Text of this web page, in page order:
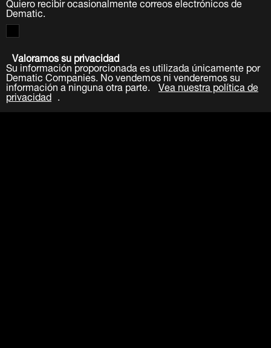
Dematic.
Valoramos su privacidad
Su información proporcionada es utilizada únicamente por
Dematic Companies. No vendemos ni venderemos su
información a ninguna otra parte. Vea nuestra política de
privacidad .